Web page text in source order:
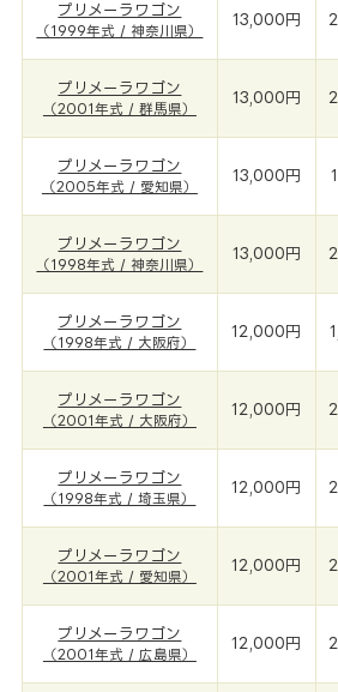
プリメーラワゴン
（1999年式 / 神奈川県）
13,000円
プリメーラワゴン
（2001年式 / 群馬県）
13,000円
プリメーラワゴン
（2005年式 / 愛知県）
13,000円
プリメーラワゴン
（1998年式 / 神奈川県）
13,000円
プリメーラワゴン
（1998年式 / 大阪府）
12,000円
プリメーラワゴン
（2001年式 / 大阪府）
12,000円
プリメーラワゴン
（1998年式 / 埼玉県）
12,000円
プリメーラワゴン
（2001年式 / 愛知県）
12,000円
プリメーラワゴン
（2001年式 / 広島県）
12,000円